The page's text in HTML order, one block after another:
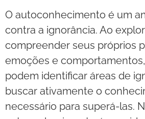
O autoconhecimento é um
contra a ignorância. Ao
compreender seus próprios
emoções e
podem identificar áreas de
buscar ativamente o
necessário para superá-las.